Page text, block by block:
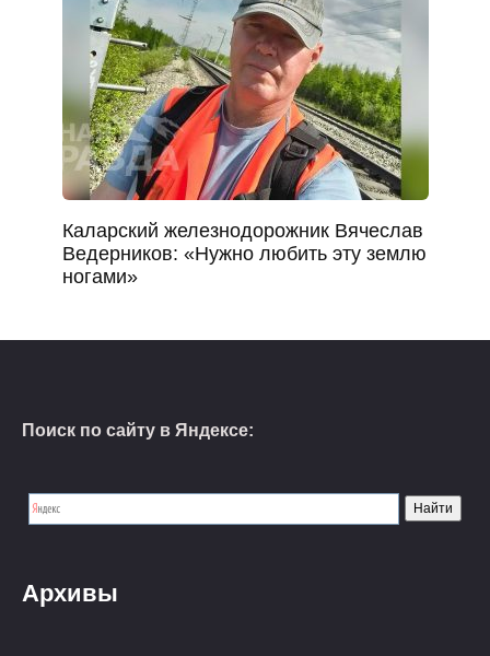
Каларский железнодорожник Вяче­слав
Ведерников: «Нужно любить эту землю
ногами»
Поиск по сайту в Яндексе:
Архивы